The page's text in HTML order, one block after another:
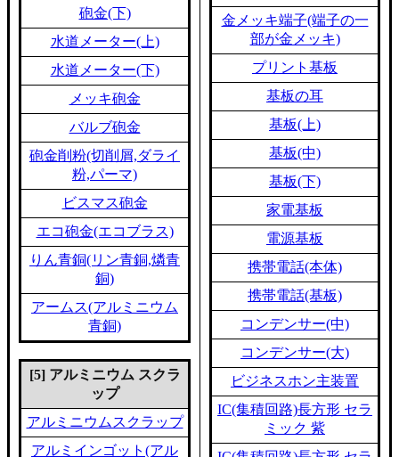
砲金(下)
水道メーター(上)
水道メーター(下)
メッキ砲金
バルブ砲金
砲金削粉(切削屑,ダライ
粉,パーマ)
ビスマス砲金
エコ砲金(エコブラス)
りん青銅(リン青銅,燐青
銅)
アームス(アルミニウム
青銅)
[5] アルミニウム スクラ
ップ
アルミニウムスクラップ
アルミインゴット(アル
金メッキ端子(端子の一
部が金メッキ)
プリント基板
基板の耳
基板(上)
基板(中)
基板(下)
家電基板
電源基板
携帯電話(本体)
携帯電話(基板)
コンデンサー(中)
コンデンサー(大)
ビジネスホン主装置
IC(集積回路)長方形 セラ
ミック 紫